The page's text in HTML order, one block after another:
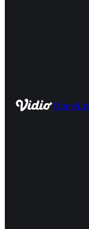
Home